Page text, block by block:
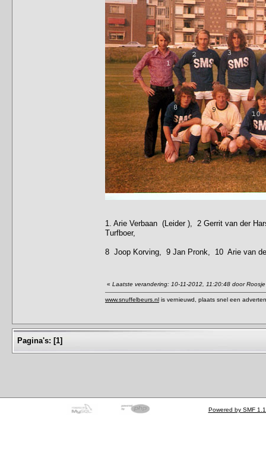
1. Arie Verbaan (Leider ), 2 Gerrit van der
Turfboer,
8 Joop Korving, 9 Jan Pronk, 10 Arie van
« Laatste verandering: 10-11-2012, 11:20:48 door Roosje
www.snuffelbeurs.nl is vernieuwd, plaats snel een
Pagina's: [1]
Powered by SMF